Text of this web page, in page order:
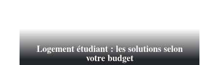
Logement étudiant : les solutions selon
votre budget